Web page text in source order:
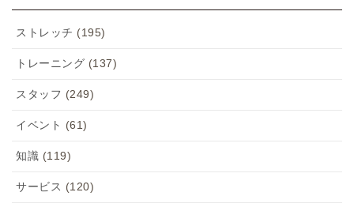
ストレッチ (195)
トレーニング (137)
スタッフ (249)
イベント (61)
知識 (119)
サービス (120)